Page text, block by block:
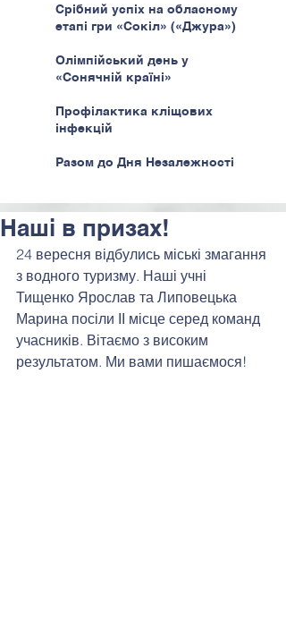
Срібний успіх на обласному
етапі гри «Сокіл» («Джура»)
Олімпійський день у
«Сонячній країні»
Профілактика кліщових
інфекцій
Разом до Дня Незалежності
Наші в призах!
24 вересня відбулись міські змагання
з водного туризму. Наші учні
Тищенко Ярослав та Липовецька
Марина посіли ІІ місце серед команд
учасників. Вітаємо з високим
результатом. Ми вами пишаємося!